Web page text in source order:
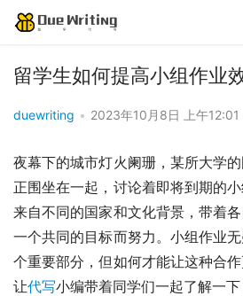
留学生如何提高小组作业
duewriting • 2023年10月8日 上午12:01
夜幕下的城市灯火阑珊，某所大学
正围坐在一起，讨论着即将到期的
来自不同的国家和文化背景，带着
一个共同的目标而努力。小组作业
个重要部分，但如何才能让这种合
让代写小编带着同学们一起了解一下